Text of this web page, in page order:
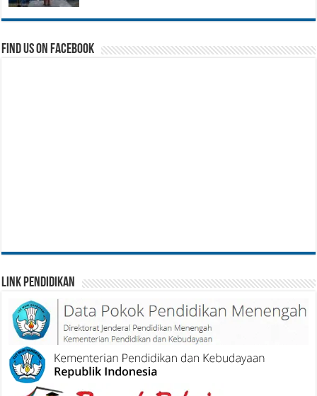
Find us on Facebook
Link Pendidikan